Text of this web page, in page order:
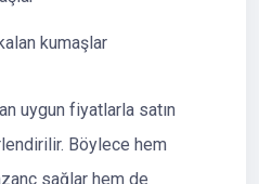
kumaşlar
uygun fiyatlarla satın
Böylece hem
sağlar hem de